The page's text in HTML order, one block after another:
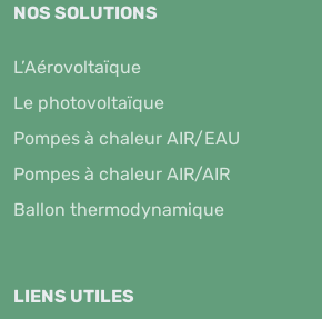
NOS SOLUTIONS
L’Aérovoltaïque
Le photovoltaïque
Pompes à chaleur AIR/EAU
Pompes à chaleur AIR/AIR
Ballon thermodynamique
LIENS UTILES